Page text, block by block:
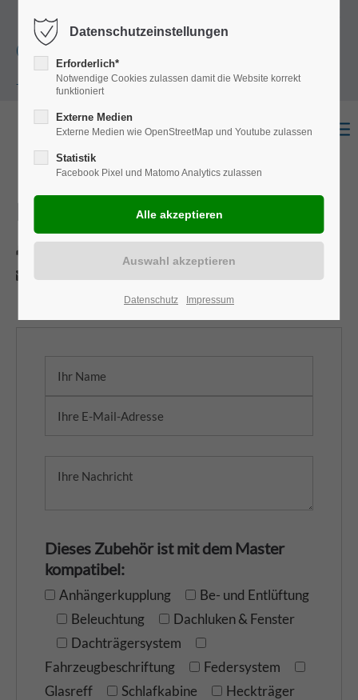
+49
(0)251 322 631
- 0
Master
Dieses Zubehör ist mit dem Master
kompatibel:
Anhängerkupplung
Be- und Entlüftung
Beleuchtung
Dachluken & Fenster
Dachträgersystem
Fahrzeugbeschriftung
Federsystem
Glasreff
Schlafkabine
Heckträger
Datenschutzeinstellungen
Erforderlich*
Notwendige Cookies zulassen damit die Website korrekt
funktioniert
Externe Medien
Externe Medien wie OpenStreetMap und Youtube zulassen
Statistik
Facebook Pixel und Matomo Analytics zulassen
Datenschutz Impressum